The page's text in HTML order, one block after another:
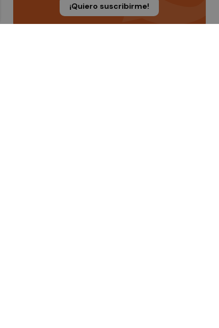
¡Quiero suscribirme!